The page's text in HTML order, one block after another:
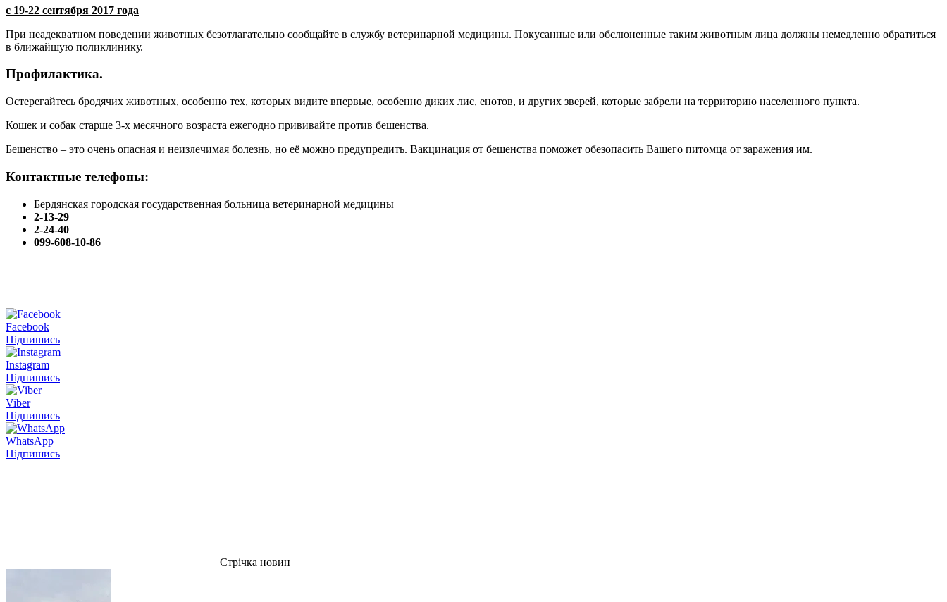
с 19-22 сентября 2017 года
При неадекватном поведении животных безотлагательно сообщайте в службу ветеринарной медицины. Покусанные или обслюненные таким животным лица должны немедленно обратиться
в ближайшую поликлинику.
Профилактика.
Остерегайтесь бродячих животных, особенно тех, которых видите впервые, особенно диких лис, енотов, и других зверей, которые забрели на территорию населенного пункта.
Кошек и собак старше 3-х месячного возраста ежегодно прививайте против бешенства.
Бешенство – это очень опасная и неизлечимая болезнь, но её можно предупредить. Вакцинация от бешенства поможет обезопасить Вашего питомца от заражения им.
Контактные телефоны:
Бердянская городская государственная больница ветеринарной медицины
2-13-29
2-24-40
099-608-10-86
Facebook
Підпишись
Instagram
Підпишись
Viber
Підпишись
WhatsApp
Підпишись
Стрічка новин